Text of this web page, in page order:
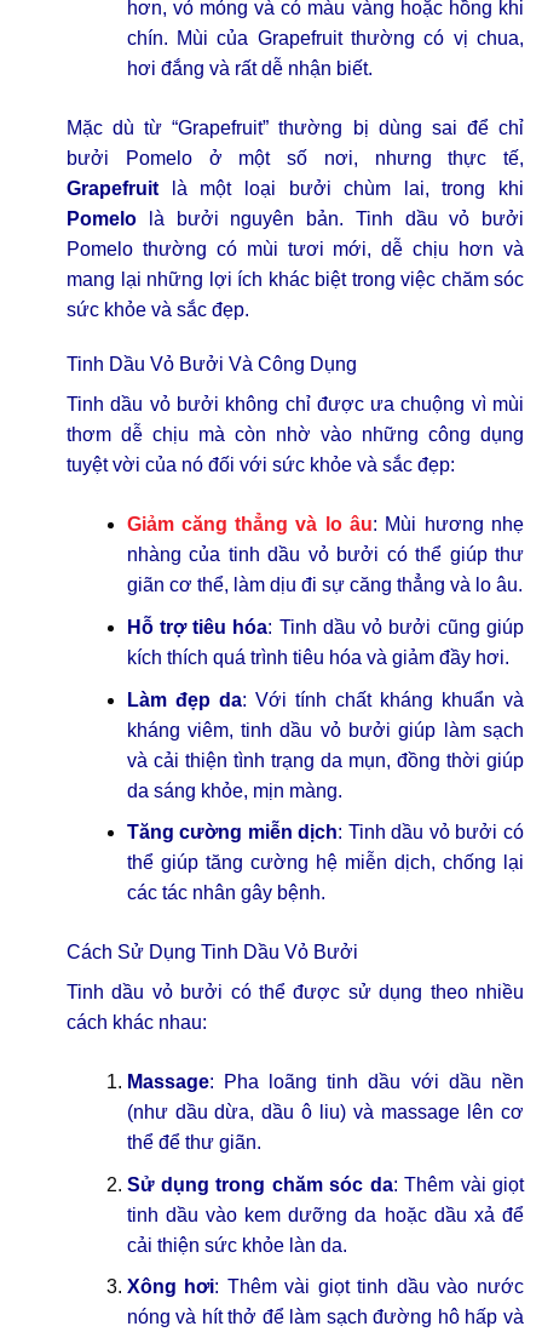
hơn, vỏ mỏng và có màu vàng hoặc hồng khi
chín. Mùi của Grapefruit thường có vị chua,
hơi đắng và rất dễ nhận biết.
Mặc dù từ “Grapefruit” thường bị dùng sai để chỉ
bưởi Pomelo ở một số nơi, nhưng thực tế,
Grapefruit là một loại bưởi chùm lai, trong khi
Pomelo là bưởi nguyên bản. Tinh dầu vỏ bưởi
Pomelo thường có mùi tươi mới, dễ chịu hơn và
mang lại những lợi ích khác biệt trong việc chăm sóc
sức khỏe và sắc đẹp.
Tinh Dầu Vỏ Bưởi Và Công Dụng
Tinh dầu vỏ bưởi không chỉ được ưa chuộng vì mùi
thơm dễ chịu mà còn nhờ vào những công dụng
tuyệt vời của nó đối với sức khỏe và sắc đẹp:
Giảm căng thẳng và lo âu: Mùi hương nhẹ
nhàng của tinh dầu vỏ bưởi có thể giúp thư
giãn cơ thể, làm dịu đi sự căng thẳng và lo âu.
Hỗ trợ tiêu hóa: Tinh dầu vỏ bưởi cũng giúp
kích thích quá trình tiêu hóa và giảm đầy hơi.
Làm đẹp da: Với tính chất kháng khuẩn và
kháng viêm, tinh dầu vỏ bưởi giúp làm sạch
và cải thiện tình trạng da mụn, đồng thời giúp
da sáng khỏe, mịn màng.
Tăng cường miễn dịch: Tinh dầu vỏ bưởi có
thể giúp tăng cường hệ miễn dịch, chống lại
các tác nhân gây bệnh.
Cách Sử Dụng Tinh Dầu Vỏ Bưởi
Tinh dầu vỏ bưởi có thể được sử dụng theo nhiều
cách khác nhau:
Massage: Pha loãng tinh dầu với dầu nền
(như dầu dừa, dầu ô liu) và massage lên cơ
thể để thư giãn.
Sử dụng trong chăm sóc da: Thêm vài giọt
tinh dầu vào kem dưỡng da hoặc dầu xả để
cải thiện sức khỏe làn da.
Xông hơi: Thêm vài giọt tinh dầu vào nước
nóng và hít thở để làm sạch đường hô hấp và